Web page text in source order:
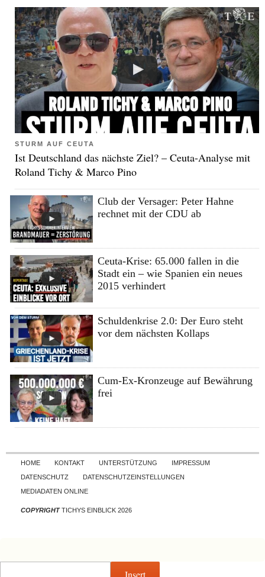
STURM AUF CEUTA
Ist Deutschland das nächste Ziel? – Ceuta-Analyse mit
Roland Tichy & Marco Pino
Club der Versager: Peter Hahne
rechnet mit der CDU ab
Ceuta-Krise: 65.000 fallen in die
Stadt ein – wie Spanien ein neues
2015 verhindert
Schuldenkrise 2.0: Der Euro steht
vor dem nächsten Kollaps
Cum-Ex-Kronzeuge auf Bewährung
frei
Skip to content
HOME KONTAKT UNTERSTÜTZUNG
IMPRESSUM
DATENSCHUTZ
DATENSCHUTZEINSTELLUNGEN
MEDIADATEN ONLINE
COPYRIGHTTICHYS EINBLICK 2026
Insert